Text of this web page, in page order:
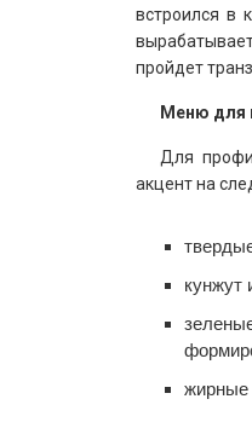
встроился в
пройдет
Меню для
Для
акцент на
кунжут
жирные